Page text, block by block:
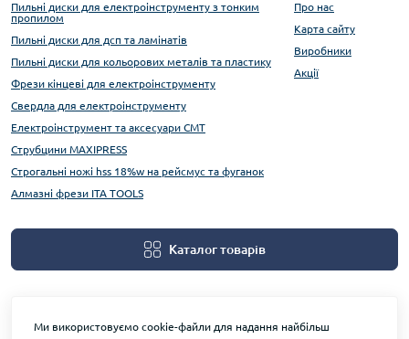
Пильні диски для електроінструменту з тонким
пропилом
Пильні диски для дсп та ламінатів
Пильні диски для кольорових металів та пластику
Фрези кінцеві для електроінструменту
Свердла для електроінструменту
Електроінструмент та аксесуари CMT
Струбцини MAXIPRESS
Строгальні ножі hss 18%w на рейсмус та фуганок
Алмазні фрези ITA TOOLS
Про нас
Карта сайту
Виробники
Акції
Каталог товарів
Ми використовуємо cookie-файли для надання найбільш